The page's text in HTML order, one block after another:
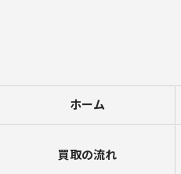
ホーム
買取の流れ